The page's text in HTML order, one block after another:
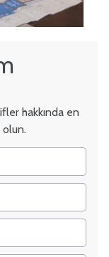
hakkında en
olun.